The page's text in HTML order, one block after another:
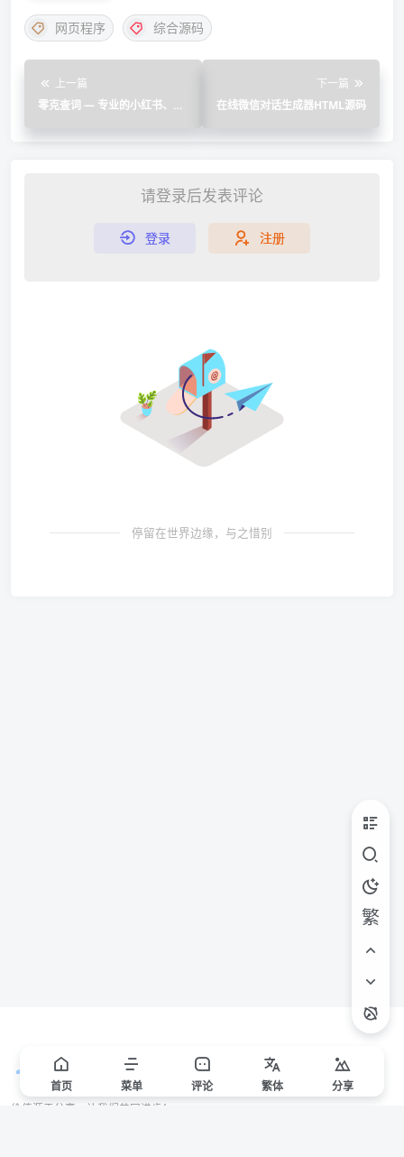
网页程序 综合源码
上一篇
零克查词 — 专业的小红书、抖
下一篇
在线微信对话生成器HTML源码
请登录后发表评论
登录 注册
停留在世界边缘，与之惜别
繁
首页 菜单 评论 繁体 分享
价值源于分享，让我们共同进步！